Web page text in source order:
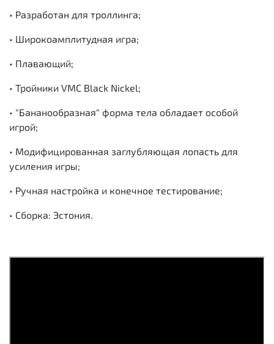
• Разработан для троллинга;
• Широкоамплитудная игра;
• Плавающий;
• Тройники VMC Black Nickel;
• "Бананообразная" форма тела обладает особой
игрой;
• Модифицированная заглубляющая лопасть для
усиления игры;
• Ручная настройка и конечное тестирование;
• Сборка: Эстония.